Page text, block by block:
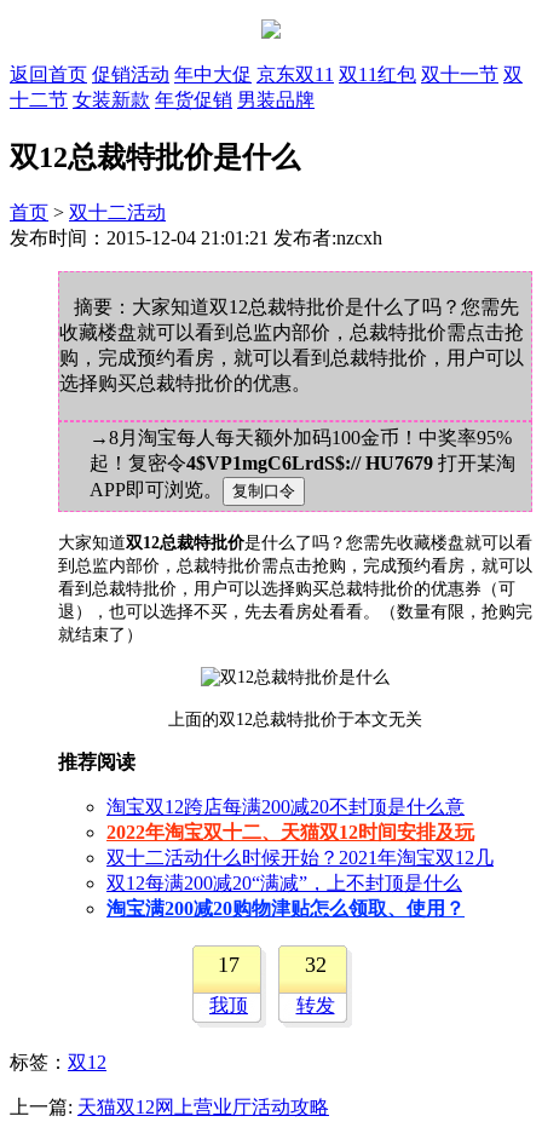
返回首页 促销活动 年中大促 京东双11 双11红包 双十一节 双
十二节 女装新款 年货促销 男装品牌
双12总裁特批价是什么
首页 > 双十二活动
发布时间：2015-12-04 21:01:21 发布者:nzcxh
摘要：大家知道双12总裁特批价是什么了吗？您需先
收藏楼盘就可以看到总监内部价，总裁特批价需点击抢
购，完成预约看房，就可以看到总裁特批价，用户可以
选择购买总裁特批价的优惠。
→8月淘宝每人每天额外加码100金币！中奖率95%
起！复密令4$VP1mgC6LrdS$:// HU7679 打开某淘
APP即可浏览。
大家知道双12总裁特批价是什么了吗？您需先收藏楼盘就可以看
到总监内部价，总裁特批价需点击抢购，完成预约看房，就可以
看到总裁特批价，用户可以选择购买总裁特批价的优惠券（可
退），也可以选择不买，先去看房处看看。（数量有限，抢购完
就结束了）
上面的双12总裁特批价于本文无关
推荐阅读
淘宝双12跨店每满200减20不封顶是什么意
2022年淘宝双十二、天猫双12时间安排及玩
双十二活动什么时候开始？2021年淘宝双12几
双12每满200减20“满减”，上不封顶是什么
淘宝满200减20购物津贴怎么领取、使用？
17
我顶
32
转发
标签 ： 双12
上一篇: 天猫双12网上营业厅活动攻略